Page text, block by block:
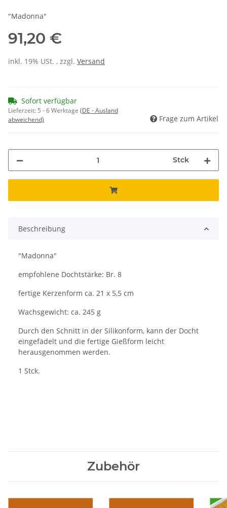
"Madonna"
91,20 €
inkl. 19% USt. , zzgl. Versand
Sofort verfügbar
Lieferzeit: 5 - 6 Werktage (DE - Ausland
abweichend)
Frage zum Artikel
Stck
Beschreibung
"Madonna"
empfohlene Dochtstärke: Br. 8
fertige Kerzenform ca. 21 x 5,5 cm
Wachsgewicht: ca. 245 g
Durch den Schnitt in der Silikonform, kann der Docht
eingefädelt und die fertige Gießform leicht
herausgenommen werden.
1 Stck.
Zubehör